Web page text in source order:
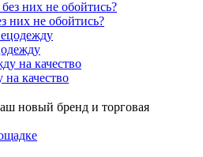
них не обойтись?
качество
новый бренд и торговая